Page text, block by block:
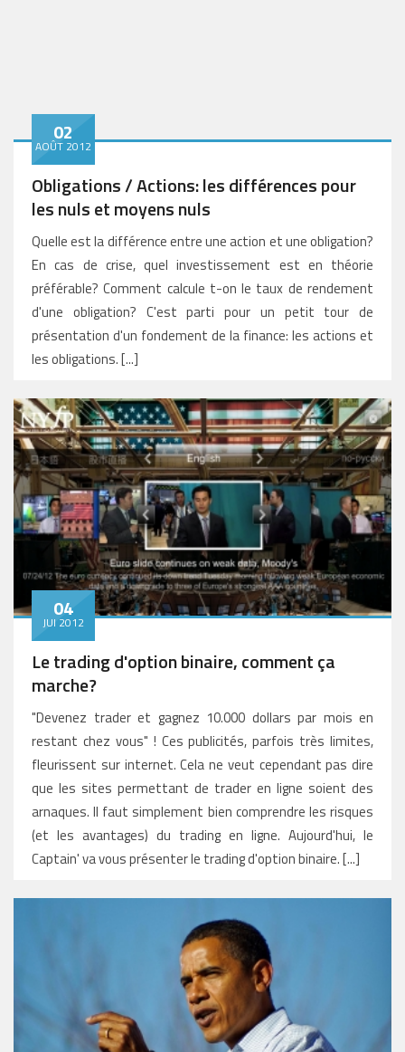
02
AOÛT 2012
Obligations / Actions: les différences pour
les nuls et moyens nuls
Quelle est la différence entre une action et une obligation?
En cas de crise, quel investissement est en théorie
préférable? Comment calcule t-on le taux de rendement
d'une obligation? C'est parti pour un petit tour de
présentation d'un fondement de la finance: les actions et
les obligations. [...]
04
JUI 2012
Le trading d'option binaire, comment ça
marche?
"Devenez trader et gagnez 10.000 dollars par mois en
restant chez vous" ! Ces publicités, parfois très limites,
fleurissent sur internet. Cela ne veut cependant pas dire
que les sites permettant de trader en ligne soient des
arnaques. Il faut simplement bien comprendre les risques
(et les avantages) du trading en ligne. Aujourd'hui, le
Captain' va vous présenter le trading d'option binaire. [...]